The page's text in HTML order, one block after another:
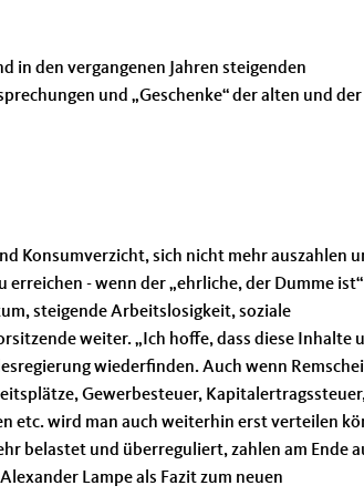
den vergangenen Jahren steigenden
und „Geschenke“ der alten und der
Konsumverzicht, sich nicht mehr auszahlen
- wenn der „ehrliche, der Dumme ist“
steigende Arbeitslosigkeit, soziale
weiter. „Ich hoffe, dass diese Inhalte
wiederfinden. Auch wenn
Gewerbesteuer,
etc. wird man auch weiterhin erst verteilen
belastet und überreguliert, zahlen am Ende
Lampe als Fazit zum neuen